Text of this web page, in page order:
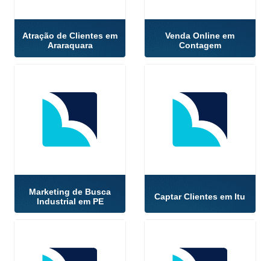
Atração de Clientes em
Araraquara
Venda Online em
Contagem
Marketing de Busca
Industrial em PE
Captar Clientes em Itu